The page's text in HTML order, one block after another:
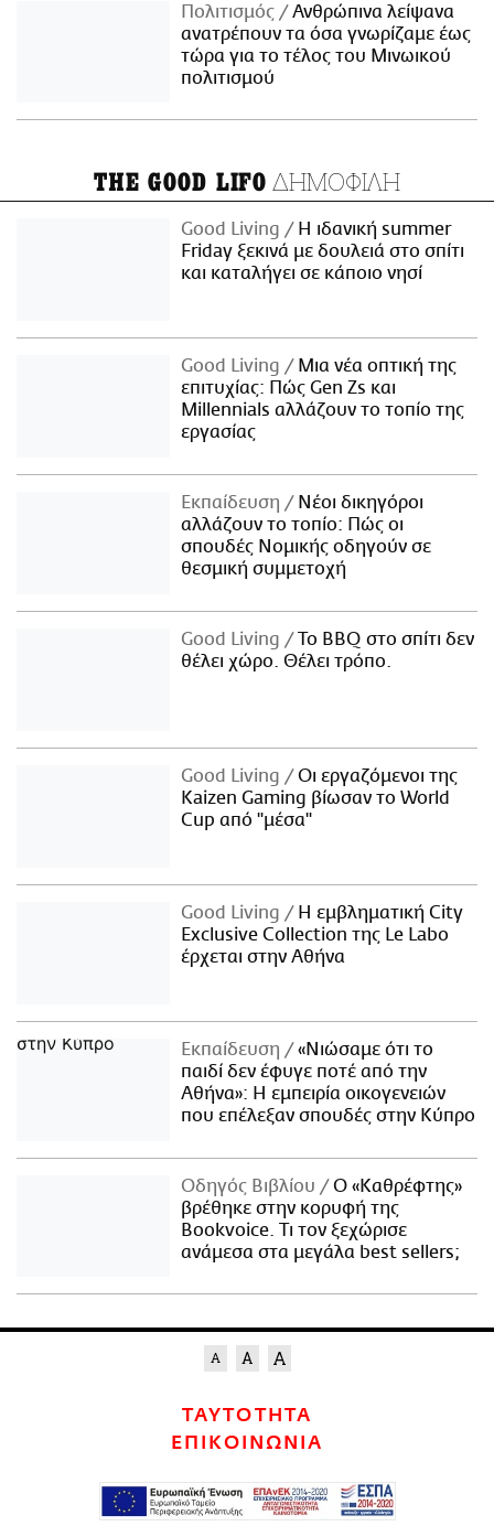
Πολιτισμός
Ανθρώπινα λείψανα
ανατρέπουν τα όσα γνωρίζαμε έως
τώρα για το τέλος του Μινωικού
πολιτισμού
THE GOOD LIFO ΔΗΜΟΦΙΛΗ
Good Living
Η ιδανική summer
Friday ξεκινά με δουλειά στο σπίτι
και καταλήγει σε κάποιο νησί
Good Living
Μια νέα οπτική της
επιτυχίας: Πώς Gen Zs και
Millennials αλλάζουν το τοπίο της
εργασίας
Εκπαίδευση
Νέοι δικηγόροι
αλλάζουν το τοπίο: Πώς οι
σπουδές Νομικής οδηγούν σε
θεσμική συμμετοχή
Good Living
Το BBQ στο σπίτι δεν
θέλει χώρο. Θέλει τρόπο.
Good Living
Οι εργαζόμενοι της
Kaizen Gaming βίωσαν το World
Cup από "μέσα"
Good Living
Η εμβληματική City
Exclusive Collection της Le Labo
έρχεται στην Αθήνα
Εκπαίδευση
«Νιώσαμε ότι το
παιδί δεν έφυγε ποτέ από την
Αθήνα»: Η εμπειρία οικογενειών
που επέλεξαν σπουδές στην Κύπρο
Οδηγός Βιβλίου
Ο «Καθρέφτης»
βρέθηκε στην κορυφή της
Bookvoice. Τι τον ξεχώρισε
ανάμεσα στα μεγάλα best sellers;
ΤΑΥΤΟΤΗΤΑ
ΕΠΙΚΟΙΝΩΝΙΑ